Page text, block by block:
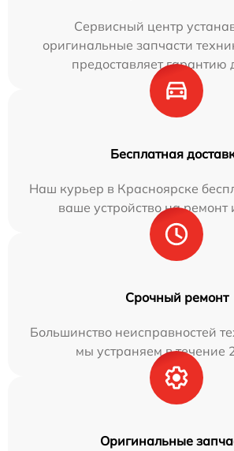
Сервисный центр
оригинальные запчасти
предоставляет гарантию
Бесплатная
Наш курьер в Красноярске
ваше устройство на ремонт
Срочный ремонт
Большинство неисправностей
мы устраняем в течение
Оригинальные